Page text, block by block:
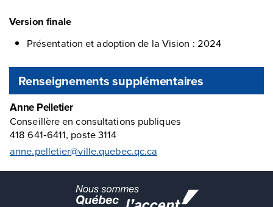
Version finale
Présentation et adoption de la Vision : 2024
Renseignements supplémentaires
Anne Pelletier
Conseillère en consultations publiques
418 641‑6411, poste 3114
anne.pelletier@ville.quebec.qc.ca